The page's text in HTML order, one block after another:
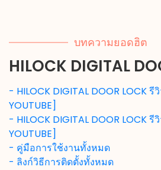
บทความยอดฮิต
HILOCK DIGITAL
- HILOCK DIGITAL DOOR LOCK
YOUTUBE]
- HILOCK DIGITAL DOOR LOCK
YOUTUBE]
- คู่มือการใช้งานทั้งหมด
- ลิงก์วิธีการติดตั้งทั้งหมด